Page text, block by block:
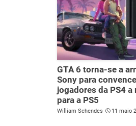
GTA 6 torna-se a
Sony para
jogadores da PS4 a
para a PS5
William Schendes 11 maio